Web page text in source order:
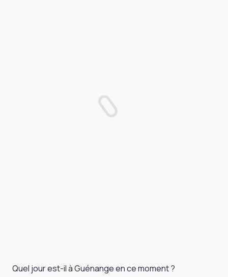
Quel jour est-il à Guénange en ce moment ?